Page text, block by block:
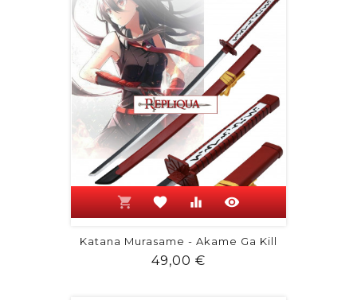
shopping_cart favorite equalizer visibility
Katana Murasame - Akame Ga Kill
49,00 €